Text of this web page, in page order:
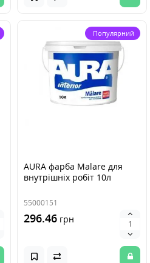
Популярний
AURA фарба Malare для
внутрішніх робіт 10л
55000151
296.46 грн